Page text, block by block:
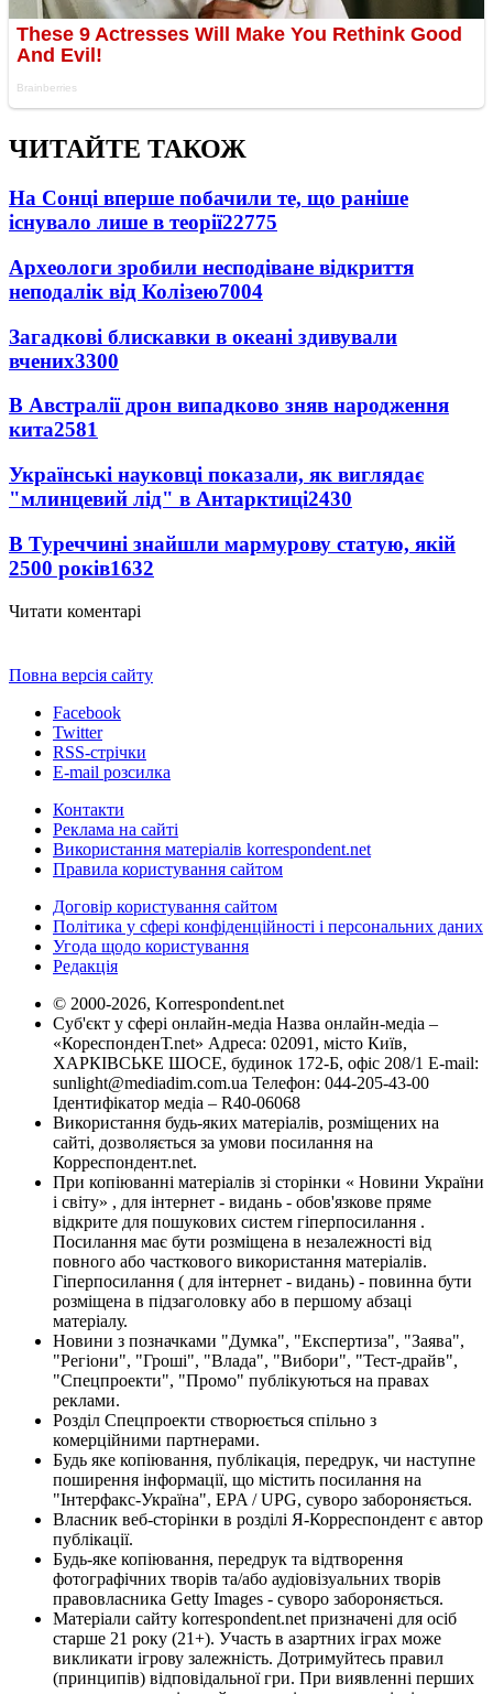
ЧИТАЙТЕ ТАКОЖ
На Сонці вперше побачили те, що раніше
існувало лише в теорії22775
Археологи зробили несподіване відкриття
неподалік від Колізею7004
Загадкові блискавки в океані здивували
вчених3300
В Австралії дрон випадково зняв народження
кита2581
Українські науковці показали, як виглядає
"млинцевий лід" в Антарктиці2430
В Туреччині знайшли мармурову статую, якій
2500 років1632
Читати коментарі
Повна версія сайту
Facebook
Twitter
RSS-стрічки
E-mail розсилка
Контакти
Реклама на сайті
Використання матеріалів korrespondent.net
Правила користування сайтом
Договір користування сайтом
Політика у сфері конфіденційності і персональних даних
Угода щодо користування
Редакція
© 2000-2026, Korrespondent.net
Суб'єкт у сфері онлайн-медіа Назва онлайн-медіа –
«КореспонденТ.net» Адреса: 02091, місто Київ,
ХАРКІВСЬКЕ ШОСЕ, будинок 172-Б, офіс 208/1 E-mail:
sunlight@mediadim.com.ua Телефон: 044-205-43-00
Ідентифікатор медіа – R40-06068
Використання будь-яких матеріалів, розміщених на
сайті, дозволяється за умови посилання на
Корреспондент.net.
При копіюванні матеріалів зі сторінки « Новини України
і світу» , для інтернет - видань - обов'язкове пряме
відкрите для пошукових систем гіперпосилання .
Посилання має бути розміщена в незалежності від
повного або часткового використання матеріалів.
Гіперпосилання ( для інтернет - видань) - повинна бути
розміщена в підзаголовку або в першому абзаці
матеріалу.
Новини з позначками "Думка", "Експертиза", "Заява",
"Регіони", "Гроші", "Влада", "Вибори", "Тест-драйв",
"Спецпроекти", "Промо" публікуються на правах
реклами.
Розділ Спецпроекти створюється спільно з
комерційними партнерами.
Будь яке копіювання, публікація, передрук, чи наступне
поширення інформації, що містить посилання на
"Інтерфакс-Україна", EPA / UPG, суворо забороняється.
Власник веб-сторінки в розділі Я-Корреспондент є автор
публікації.
Будь-яке копіювання, передрук та відтворення
фотографічних творів та/або аудіовізуальних творів
правовласника Getty Images - суворо забороняється.
Матеріали сайту korrespondent.net призначені для осіб
старше 21 року (21+). Участь в азартних іграх може
викликати ігрову залежність. Дотримуйтесь правил
(принципів) відповідальної гри. При виявленні перших